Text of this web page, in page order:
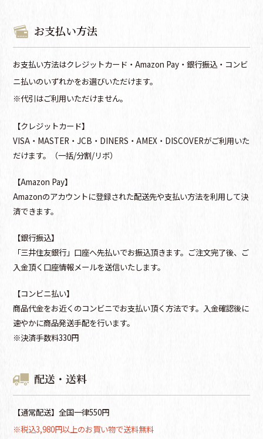
お支払い方法
お支払い方法はクレジットカード・Amazon Pay・銀行振込・コンビ
ニ払いのいずれかをお選びいただけます。
※代引はご利用いただけません。
【クレジットカード】
VISA・MASTER・JCB・DINERS・AMEX・DISCOVERがご利用いた
だけます。（一括/分割/リボ）
【Amazon Pay】
Amazonのアカウントに登録された配送先や支払い方法を利用して決
済できます。
【銀行振込】
「三井住友銀行」口座へ先払いでお振込頂きます。ご注文完了後、ご
入金頂く口座情報メールを送信いたします。
【コンビニ払い】
商品代金をお近くのコンビニでお支払い頂く方法です。入金確認後に
速やかに商品発送手配を行います。
※決済手数料330円
配送・送料
【通常配送】全国一律550円
※税込3,980円以上のお買い物で送料無料